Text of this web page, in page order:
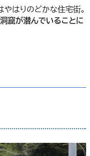
はりのどかな住宅街。
窟が潜んでいることに